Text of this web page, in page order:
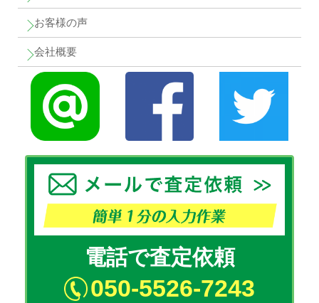
お客様の声
会社概要
電話で査定依頼
050-5526-7243